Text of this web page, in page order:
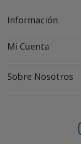
Información
Mi Cuenta
Sobre Nosotros